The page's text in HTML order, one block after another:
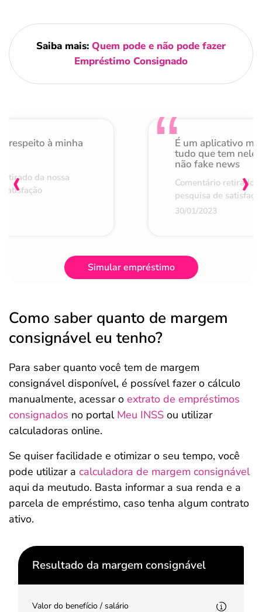
Saiba mais: Quem pode e não pode fazer
Empréstimo Consignado
respeito à minha
da nossa
É um aplicativo
tudo que tem nele
não fake news
Comentário retirado
pesquisa de
30/01/2023
‹ ›
Simular empréstimo
Como saber quanto de margem
consignável eu tenho?
Para saber quanto você tem de margem
consignável disponível, é possível fazer o cálculo
manualmente, acessar o extrato de empréstimos
consignados no portal Meu INSS ou utilizar
calculadoras online.
Se quiser facilidade e otimizar o seu tempo, você
pode utilizar a calculadora de margem consignável
aqui da meutudo. Basta informar a sua renda e a
parcela de empréstimo, caso tenha algum contrato
ativo.
Resultado da margem consignável
Valor do benefício / salário